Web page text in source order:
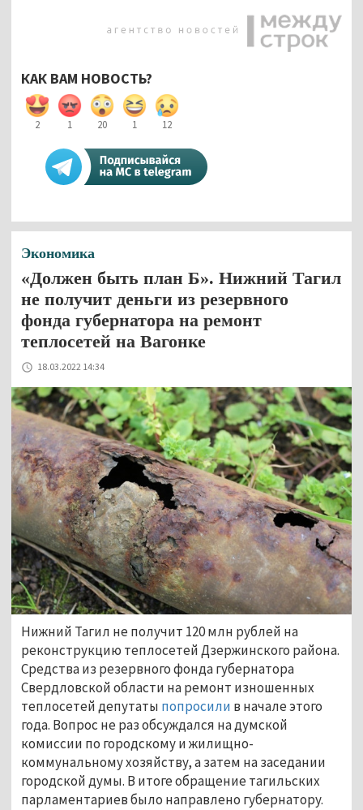
КАК ВАМ НОВОСТЬ?
2 1 20 1 12
Экономика
«Должен быть план Б». Нижний Тагил
не получит деньги из резервного
фонда губернатора на ремонт
теплосетей на Вагонке
18.03.2022 14:34
Нижний Тагил не получит 120 млн рублей на
реконструкцию теплосетей Дзержинского района.
Средства из резервного фонда губернатора
Свердловской области на ремонт изношенных
теплосетей депутаты попросили в начале этого
года. Вопрос не раз обсуждался на думской
комиссии по городскому и жилищно-
коммунальному хозяйству, а затем на заседании
городской думы. В итоге обращение тагильских
парламентариев было направлено губернатору.